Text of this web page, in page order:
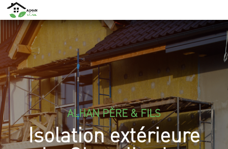
ALHAN PÈRE & FILS
Isolation extérieure